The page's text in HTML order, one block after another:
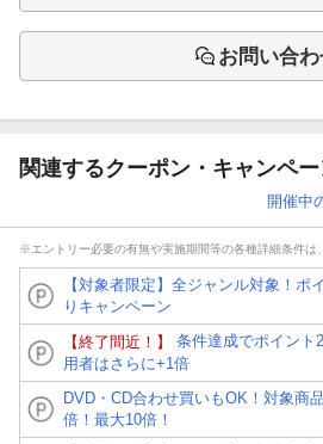
お問い合
関連するクーポン・キャンペ
開催中
※エントリー必要の有無や実施期間等の各種詳細条件は
【対象者限定】全ジャンル対象！
りキャンペーン
【終了間近！】
条件達成でポイント
用者はさらに+1倍
DVD・CD合わせ買いもOK！対象商
倍！最大10倍！